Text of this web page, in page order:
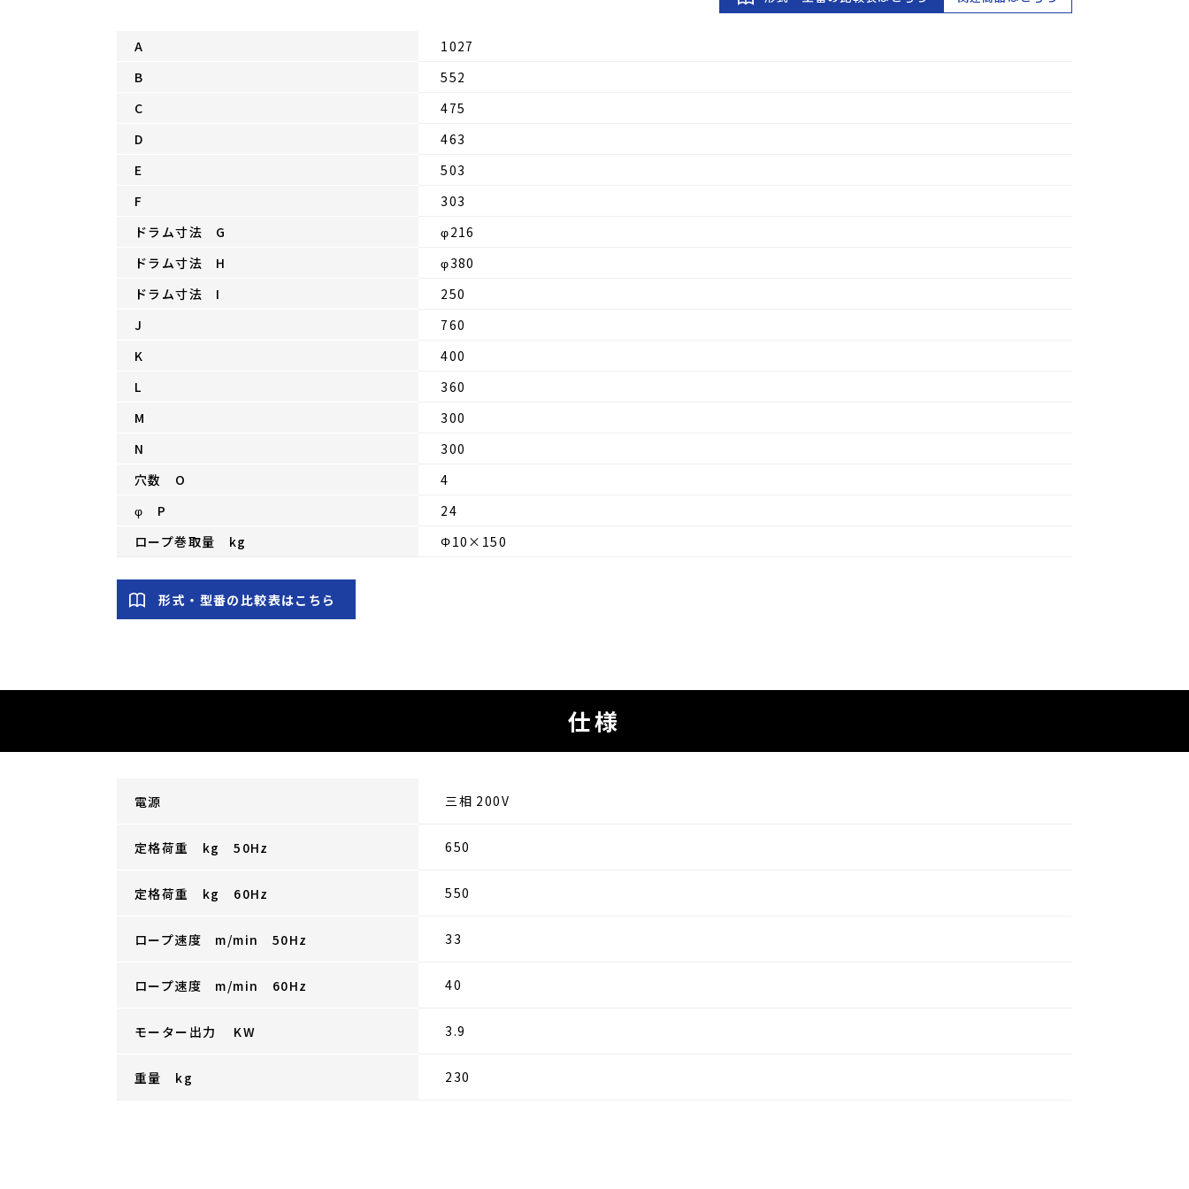
A
1027
B
552
C
475
D
463
E
503
F
303
ドラム寸法 G
φ216
ドラム寸法 H
φ380
ドラム寸法 I
250
J
760
K
400
L
360
M
300
N
300
穴数 O
4
φ P
24
ロープ巻取量 kg
Φ10×150
形式・型番の比較表はこちら
仕様
電源 三相 200V
定格荷重 kg 50Hz 650
定格荷重 kg 60Hz 550
ロープ速度 m/min 50Hz 33
ロープ速度 m/min 60Hz 40
モーター出力 KW 3.9
重量 kg 230